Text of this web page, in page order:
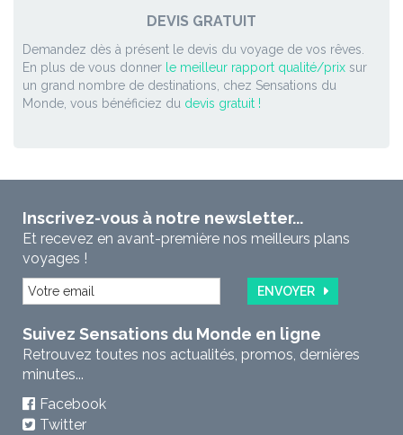
DEVIS GRATUIT
Demandez dès à présent le devis du voyage de vos rêves.
En plus de vous donner le meilleur rapport qualité/prix sur
un grand nombre de destinations, chez Sensations du
Monde, vous bénéficiez du devis gratuit !
Inscrivez-vous à notre newsletter...
Et recevez en avant-première nos meilleurs plans
voyages !
ENVOYER
Suivez Sensations du Monde en ligne
Retrouvez toutes nos actualités, promos, dernières
minutes...
Facebook
Twitter